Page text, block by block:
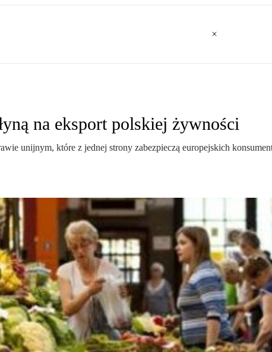
na eksport polskiej żywności
unijnym, które z jednej strony zabezpieczą europejskich